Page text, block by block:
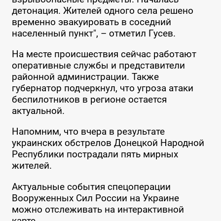
детонация. Жителей одного села решено
временно эвакуировать в соседний
населенный пункт", – отметил Гусев.
На месте происшествия сейчас работают
оперативные службы и представители
районной администрации. Также
губернатор подчеркнул, что угроза атаки
беспилотников в регионе остается
актуальной.
Напомним, что вчера в результате
украинских обстрелов Донецкой Народной
Республики пострадали пять мирных
жителей.
Актуальные события спецоперации
Вооруженных Сил России на Украине
можно отслеживать на интерактивной